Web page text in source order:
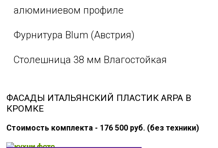
алюминиевом профиле
Фурнитура Blum (Австрия)
Столешница 38 мм Влагостойкая
ФАСАДЫ ИТАЛЬЯНСКИЙ ПЛАСТИК ARPA В
КРОМКЕ
Стоимость комплекта - 176 500 руб. (без техники)